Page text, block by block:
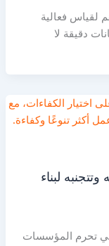
لقياس فعالية
دقيقة لا
لبناء
تحرم المؤسسات